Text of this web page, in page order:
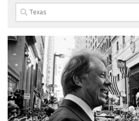
Rechercher :